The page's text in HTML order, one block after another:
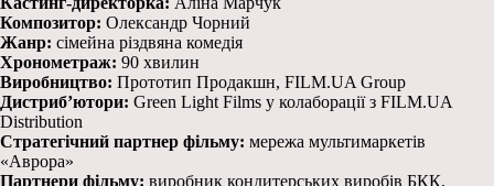
Композитор: Олександр Чорний
Жанр: сімейна різдвяна комедія
Хронометраж: 90 хвилин
Виробництво: Прототип Продакшн, FILM.UA Group
Дистриб’ютори: Green Light Films у колаборації з FILM.UA
Distribution
Стратегічний партнер фільму: мережа мультимаркетів
«Аврора»
Партнери фільму: виробник кондитерських виробів БКК,